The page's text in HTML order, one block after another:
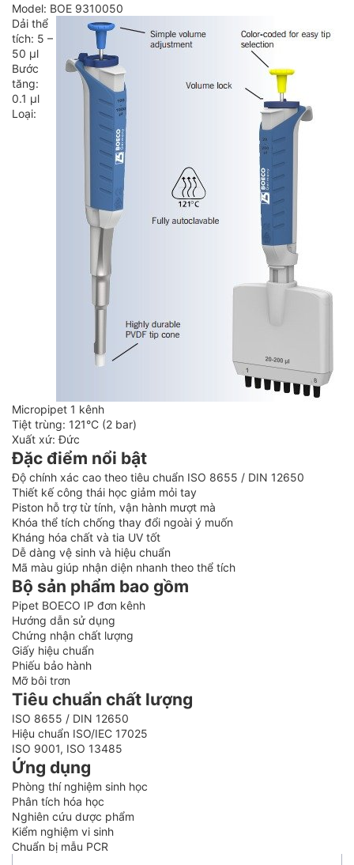
Model: BOE 9310050
Dải thể
tích: 5 –
50 µl
Bước
tăng:
0.1 µl
Loại:
Micropipet 1 kênh
Tiệt trùng: 121°C (2 bar)
Xuất xứ: Đức
Đặc điểm nổi bật
Độ chính xác cao theo tiêu chuẩn ISO 8655 / DIN 12650
Thiết kế công thái học giảm mỏi tay
Piston hỗ trợ từ tính, vận hành mượt mà
Khóa thể tích chống thay đổi ngoài ý muốn
Kháng hóa chất và tia UV tốt
Dễ dàng vệ sinh và hiệu chuẩn
Mã màu giúp nhận diện nhanh theo thể tích
Bộ sản phẩm bao gồm
Pipet BOECO IP đơn kênh
Hướng dẫn sử dụng
Chứng nhận chất lượng
Giấy hiệu chuẩn
Phiếu bảo hành
Mỡ bôi trơn
Tiêu chuẩn chất lượng
ISO 8655 / DIN 12650
Hiệu chuẩn ISO/IEC 17025
ISO 9001, ISO 13485
Ứng dụng
Phòng thí nghiệm sinh học
Phân tích hóa học
Nghiên cứu dược phẩm
Kiểm nghiệm vi sinh
Chuẩn bị mẫu PCR